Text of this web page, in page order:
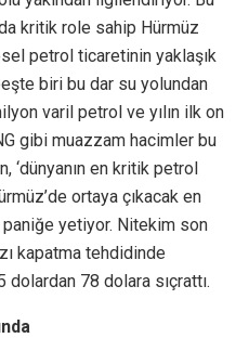
kritik role sahip Hürmüz
petrol ticaretinin yaklaşık
biri bu dar su yolundan
varil petrol ve yılın ilk on
gibi muazzam hacimler bu
‘dünyanın en kritik petrol
ortaya çıkacak en
yetiyor. Nitekim son
kapatma tehdidinde
dolardan 78 dolara sıçrattı.